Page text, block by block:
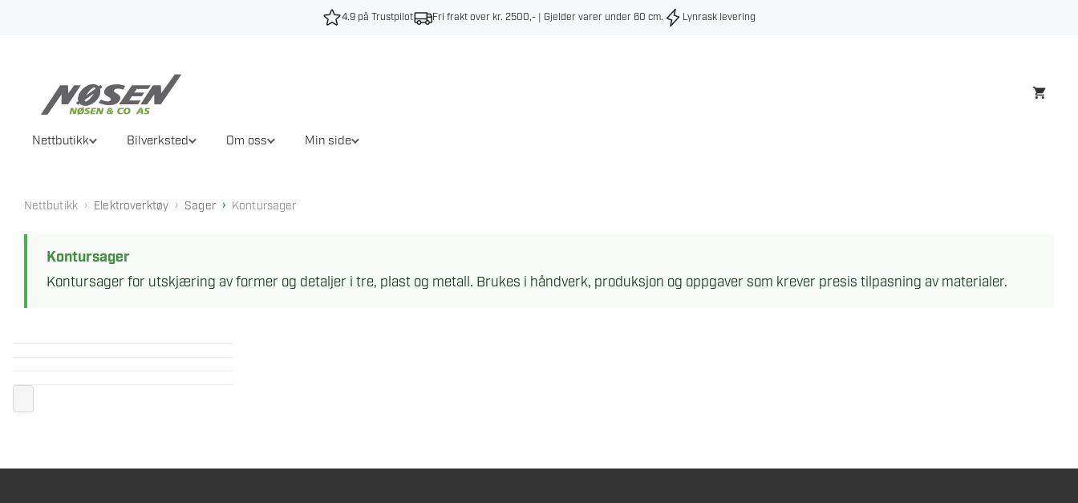
4.9 på Trustpilot Fri frakt over kr. 2500,- | Gjelder varer under 60 cm. Lynrask levering
Nettbutikk Bilverksted Om oss Min side
Nettbutikk › Elektroverktøy › Sager › Kontursager
Kontursager
Kontursager for utskjæring av former og detaljer i tre, plast og metall. Brukes i håndverk, produksjon og oppgaver som krever presis tilpasning av materialer.